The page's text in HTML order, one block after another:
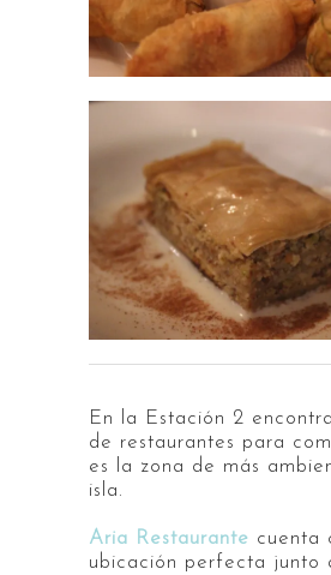
En la Estación 2
de restaurantes para
es la zona de más
isla.
Aria Restaurante cuenta
ubicación perfecta junto